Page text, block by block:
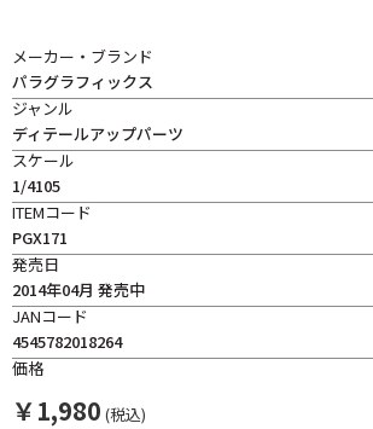
メーカー・ブランド
パラグラフィックス
ジャンル
ディテールアップパーツ
スケール
1/4105
ITEMコード
PGX171
発売日
2014年04月 発売中
JANコード
4545782018264
価格
￥1,980 (税込)